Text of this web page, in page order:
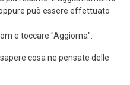
può essere effettuato
e toccare "Aggiorna".
cosa ne pensate delle